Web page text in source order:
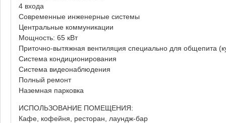
4 входа
Современные инженерные системы
Центральные коммуникации
Мощность: 65 кВт
Приточно-вытяжная вентиляция специально для общепита
Система кондиционирования
Система видеонаблюдения
Полный ремонт
Наземная парковка
ИСПОЛЬЗОВАНИЕ ПОМЕЩЕНИЯ:
Кафе, кофейня, ресторан, лаундж-бар